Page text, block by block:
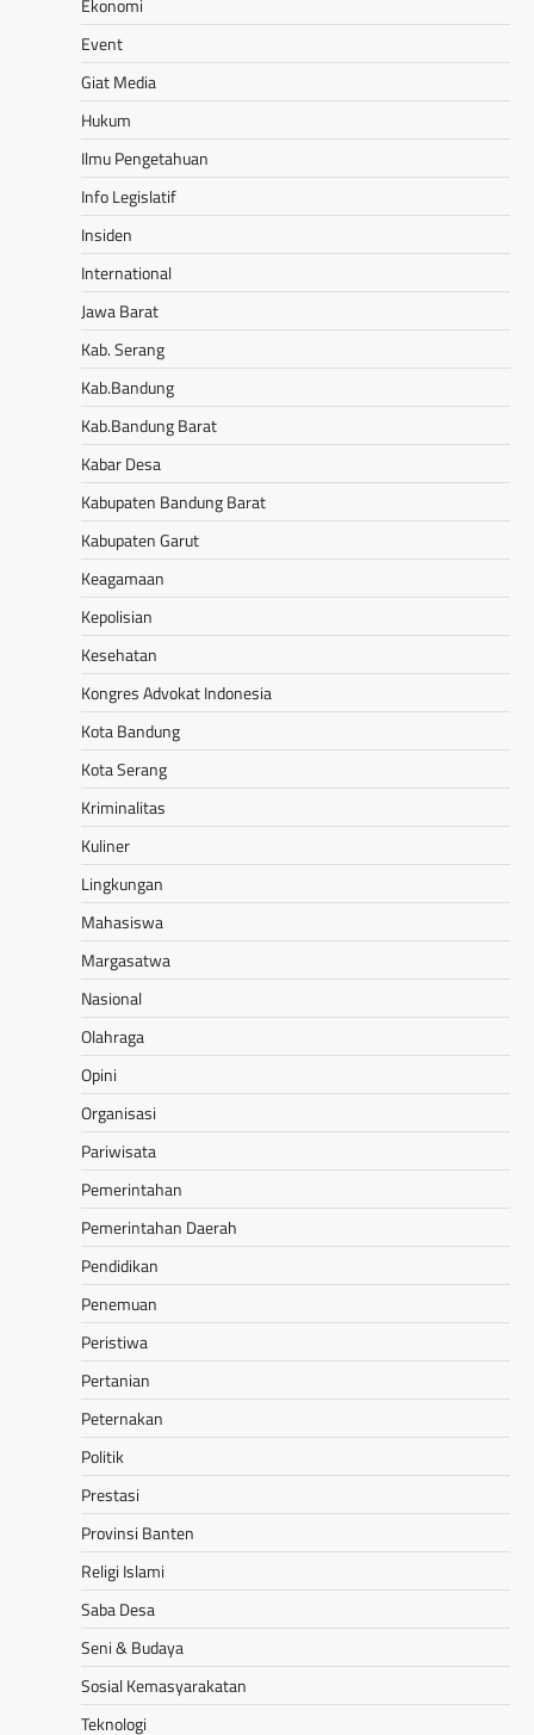
Event
Giat Media
Hukum
Ilmu Pengetahuan
Info Legislatif
Insiden
International
Jawa Barat
Kab. Serang
Kab.Bandung
Kab.Bandung Barat
Kabar Desa
Kabupaten Bandung Barat
Kabupaten Garut
Keagamaan
Kepolisian
Kesehatan
Kongres Advokat Indonesia
Kota Bandung
Kota Serang
Kriminalitas
Kuliner
Lingkungan
Mahasiswa
Margasatwa
Nasional
Olahraga
Opini
Organisasi
Pariwisata
Pemerintahan
Pemerintahan Daerah
Pendidikan
Penemuan
Peristiwa
Pertanian
Peternakan
Politik
Prestasi
Provinsi Banten
Religi Islami
Saba Desa
Seni & Budaya
Sosial Kemasyarakatan
Teknologi